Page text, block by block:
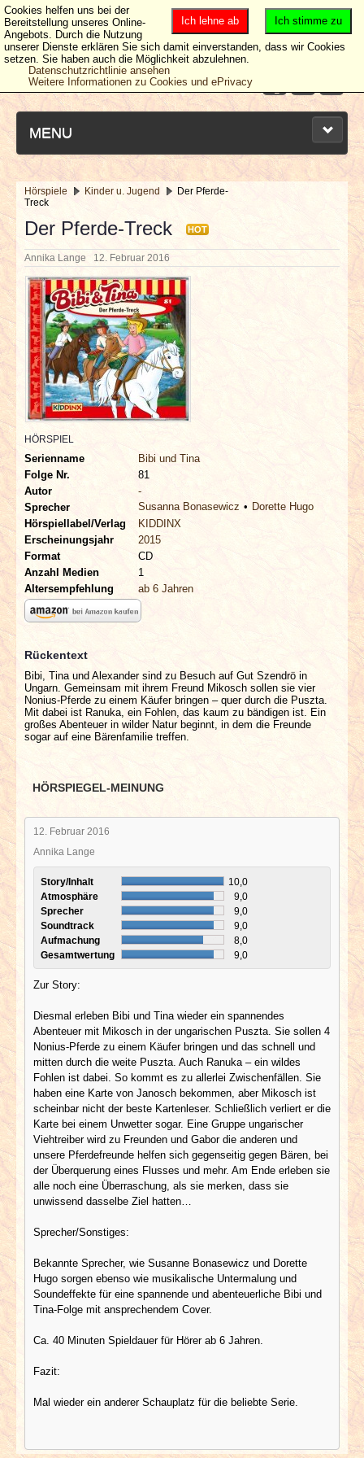
MENU
NEUESTE ARTIKEL
NEWS & DATES
BERICHTE
VERLOSUNGEN
INTERVIEWS
SPECIALS
REDAKTION
LINKS
ARCHIV
Hörspiele Kinder u. Jugend
Der Pferde-
Treck
Der Pferde-Treck HOT
Annika Lange 12. Februar 2016
HÖRSPIEL
Serienname
Bibi und Tina
Folge Nr.
81
Autor
-
Sprecher
Susanna Bonasewicz
Dorette Hugo
Hörspiellabel/Verlag
KIDDINX
Erscheinungsjahr
2015
Format
CD
Anzahl Medien
1
Altersempfehlung
ab 6 Jahren
Rückentext
Bibi, Tina und Alexander sind zu Besuch auf Gut Szendrö in
Ungarn. Gemeinsam mit ihrem Freund Mikosch sollen sie vier
Nonius-Pferde zu einem Käufer bringen – quer durch die Puszta.
Mit dabei ist Ranuka, ein Fohlen, das kaum zu bändigen ist. Ein
großes Abenteuer in wilder Natur beginnt, in dem die Freunde
sogar auf eine Bärenfamilie treffen.
HÖRSPIEGEL-MEINUNG
12. Februar 2016
Annika Lange
Story/Inhalt
10,0
Atmosphäre
9,0
Sprecher
9,0
Soundtrack
9,0
Aufmachung
8,0
Gesamtwertung
9,0
Zur Story:
Diesmal erleben Bibi und Tina wieder ein spannendes
Abenteuer mit Mikosch in der ungarischen Puszta. Sie sollen 4
Nonius-Pferde zu einem Käufer bringen und das schnell und
mitten durch die weite Puszta. Auch Ranuka – ein wildes
Fohlen ist dabei. So kommt es zu allerlei Zwischenfällen. Sie
haben eine Karte von Janosch bekommen, aber Mikosch ist
scheinbar nicht der beste Kartenleser. Schließlich verliert er die
Karte bei einem Unwetter sogar. Eine Gruppe ungarischer
Viehtreiber wird zu Freunden und Gabor die anderen und
unsere Pferdefreunde helfen sich gegenseitig gegen Bären, bei
der Überquerung eines Flusses und mehr. Am Ende erleben sie
alle noch eine Überraschung, als sie merken, dass sie
unwissend dasselbe Ziel hatten…
Sprecher/Sonstiges:
Bekannte Sprecher, wie Susanne Bonasewicz und Dorette
Hugo sorgen ebenso wie musikalische Untermalung und
Soundeffekte für eine spannende und abenteuerliche Bibi und
Tina-Folge mit ansprechendem Cover.
Ca. 40 Minuten Spieldauer für Hörer ab 6 Jahren.
Fazit:
Mal wieder ein anderer Schauplatz für die beliebte Serie.
Ich stimme zu
Ich lehne ab
Cookies helfen uns bei der
Bereitstellung unseres Online-
Angebots. Durch die Nutzung
unserer Dienste erklären Sie sich damit einverstanden, dass wir Cookies
setzen. Sie haben auch die Möglichkeit abzulehnen.
Datenschutzrichtlinie ansehen
Weitere Informationen zu Cookies und ePrivacy